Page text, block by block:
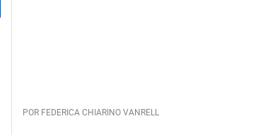
POR FEDERICA CHIARINO VANRELL